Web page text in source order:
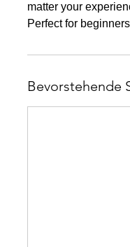
matter your
Perfect for
Bevorstehende